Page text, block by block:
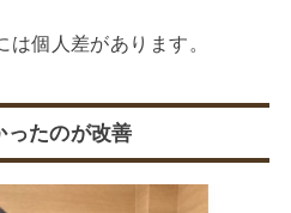
個人差があります。
ったのが改善